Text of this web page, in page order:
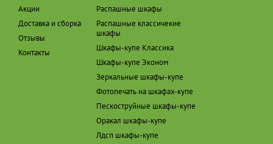
Акции
Доставка и сборка
Отзывы
Контакты
Распашные шкафы
Распашные классичекие
шкафы
Шкафы-купе Классика
Шкафы-купе Эконом
Зеркальные шкафы-купе
Фотопечать на шкафах-купе
Пескоструйные шкафы-купе
Оракал шкафы-купе
Лдсп шкафы-купе